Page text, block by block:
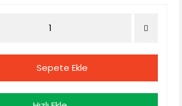
Sepete Ekle